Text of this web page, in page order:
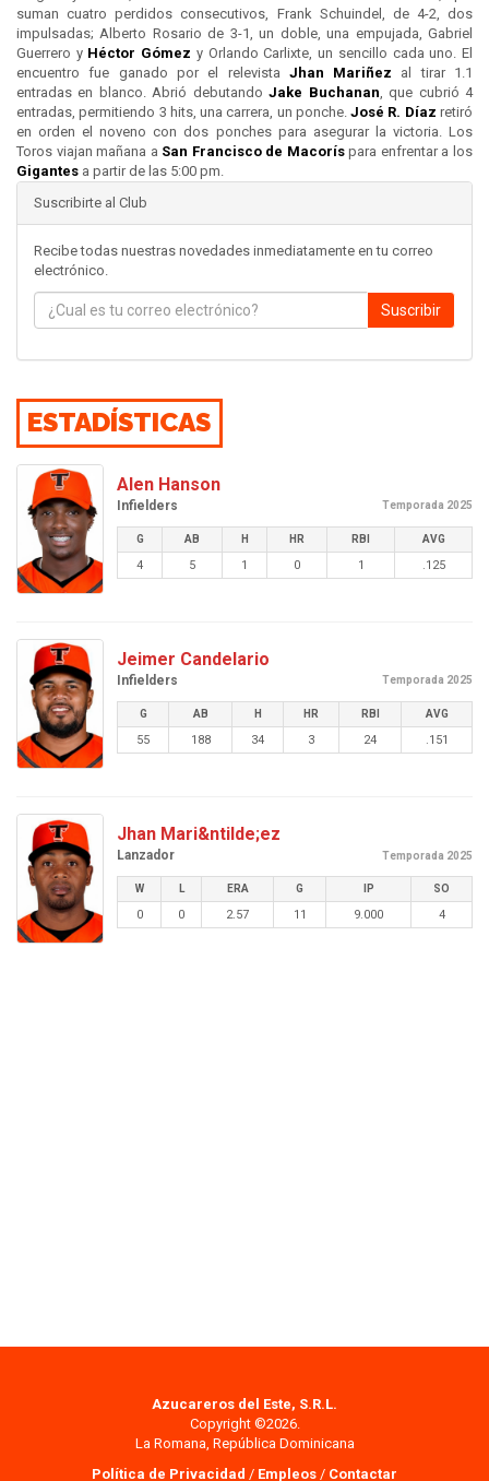
suman cuatro perdidos consecutivos, Frank Schuindel, de 4-2, dos
impulsadas; Alberto Rosario de 3-1, un doble, una empujada, Gabriel
Guerrero y Héctor Gómez y Orlando Carlixte, un sencillo cada uno. El
encuentro fue ganado por el relevista Jhan Mariñez al tirar 1.1
entradas en blanco. Abrió debutandoJake Buchanan, que cubrió 4
entradas, permitiendo 3 hits, una carrera, un ponche.José R. Díaz retiró
en orden el noveno con dos ponches para asegurar la victoria. Los
Toros viajan mañana a San Francisco de Macoríspara enfrentar a los
Gigantes a partir de las 5:00 pm.
Suscribirte al Club
Recibe todas nuestras novedades inmediatamente en tu correo
electrónico.
Suscribir
ESTADÍSTICAS
Alen Hanson
Infielders Temporada 2025
G AB H HR RBI AVG
4 5 1 0 1 .125
Jeimer Candelario
Infielders Temporada 2025
G AB H HR RBI AVG
55 188 34 3 24 .151
Jhan Mari&ntilde;ez
Lanzador Temporada 2025
W L ERA G IP SO
0 0 2.57 11 9.000 4
Azucareros del Este, S.R.L.
Copyright ©2026.
La Romana, República Dominicana
Política de Privacidad / Empleos / Contactar